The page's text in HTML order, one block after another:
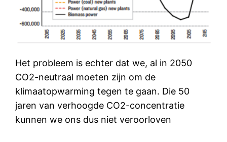
Het probleem is echter dat we, al in 2050
CO2-neutraal moeten zijn om de
klimaatopwarming tegen te gaan. Die 50
jaren van verhoogde CO2-concentratie
kunnen we ons dus niet veroorloven